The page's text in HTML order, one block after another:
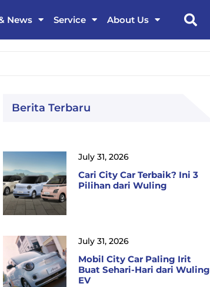
News Service About Us
Berita Terbaru
Cari City Car Terbaik? Ini 3
Pilihan dari Wuling
July 31, 2026
Mobil City Car Paling Irit
Buat Sehari-Hari dari Wuling
EV
July 31, 2026